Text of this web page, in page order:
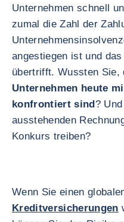
Unternehmen schnell
zumal die Zahl der
angestiegen ist und
übertrifft. Wussten
Unternehmen heute
konfrontiert sind?
ausstehenden
Konkurs treiben?
Wenn Sie einen
Kreditversicherungen